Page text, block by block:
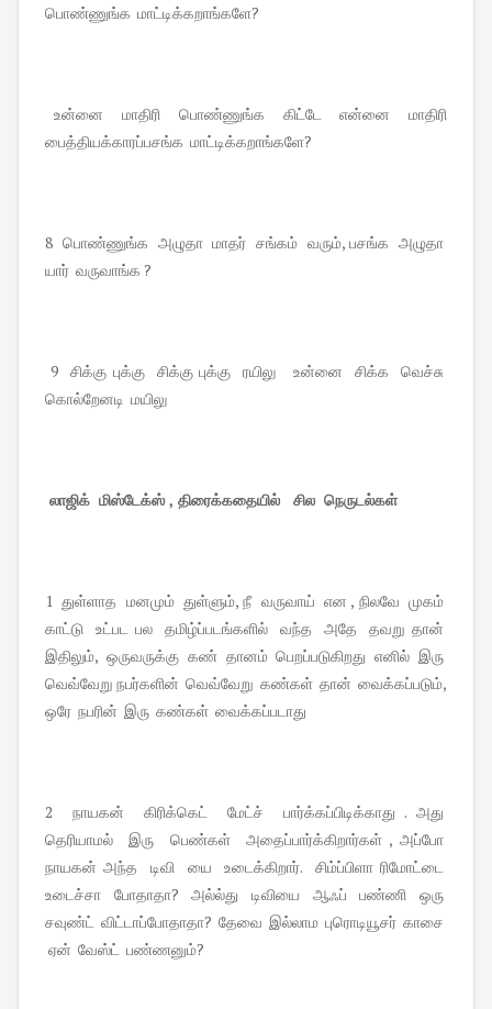
பொண்ணுங்க மாட்டிக்கறாங்களே?
உன்னை மாதிரி பொண்ணுங்க கிட்டே என்னை மாதிரி
பைத்தியக்காரப்பசங்க மாட்டிக்கறாங்களே?
8 பொண்ணுங்க அழுதா மாதர் சங்கம் வரும், பசங்க அழுதா
யார் வருவாங்க ?
9 சிக்கு புக்கு சிக்கு புக்கு ரயிலு உன்னை சிக்க வெச்சு
கொல்றேனடி மயிலு
லாஜிக் மிஸ்டேக்ஸ் , திரைக்கதையில் சில நெருடல்கள்
1 துள்ளாத மனமும் துள்ளும், நீ வருவாய் என , நிலவே முகம்
காட்டு உட்பட பல தமிழ்ப்படங்களில் வந்த அதே தவறு தான்
இதிலும், ஒருவருக்கு கண் தானம் பெறப்படுகிறது எனில் இரு
வெவ்வேறு நபர்களின் வெவ்வேறு கண்கள் தான் வைக்கப்படும்,
ஒரே நபரின் இரு கண்கள் வைக்கப்படாது
2 நாயகன் கிரிக்கெட் மேட்ச் பார்க்கப்பிடிக்காது . அது
தெரியாமல் இரு பெண்கள் அதைப்பார்க்கிறார்கள் , அப்போ
நாயகன் அந்த டிவி யை உடைக்கிறார். சிம்ப்பிளா ரிமோட்டை
உடைச்சா போதாதா? அல்ல்து டிவியை ஆஃப் பண்ணி ஒரு
சவுண்ட் விட்டாப்போதாதா? தேவை இல்லாம புரொடியூசர் காசை
ஏன் வேஸ்ட் பண்ணனும்?